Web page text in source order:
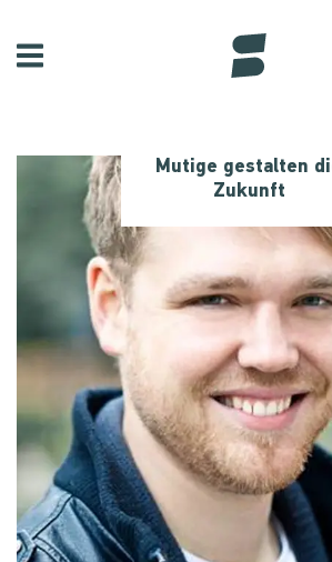
Mutige gestalten
Zukunft